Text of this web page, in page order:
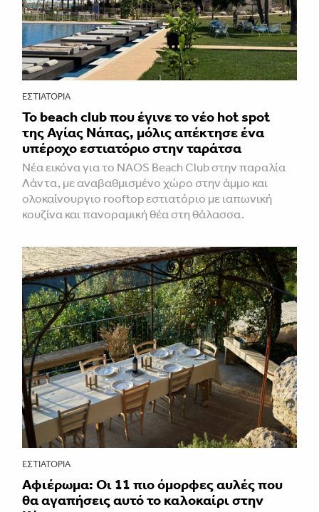
ΕΣΤΙΑΤΌΡΙΑ
Το beach club που έγινε το νέο hot spot
της Αγίας Νάπας, μόλις απέκτησε ένα
υπέροχο εστιατόριο στην ταράτσα
Νέα εικόνα για το NAOS Beach Club στην παραλία
Λάντα, με αναβαθμισμένο χώρο στην άμμο και
ολοκαίνουργιο rooftop εστιατόριο με ιαπωνική
κουζίνα και πανοραμική θέα στη θάλασσα.
ΕΣΤΙΑΤΌΡΙΑ
Αφιέρωμα: Οι 11 πιο όμορφες αυλές που
θα αγαπήσεις αυτό το καλοκαίρι στην